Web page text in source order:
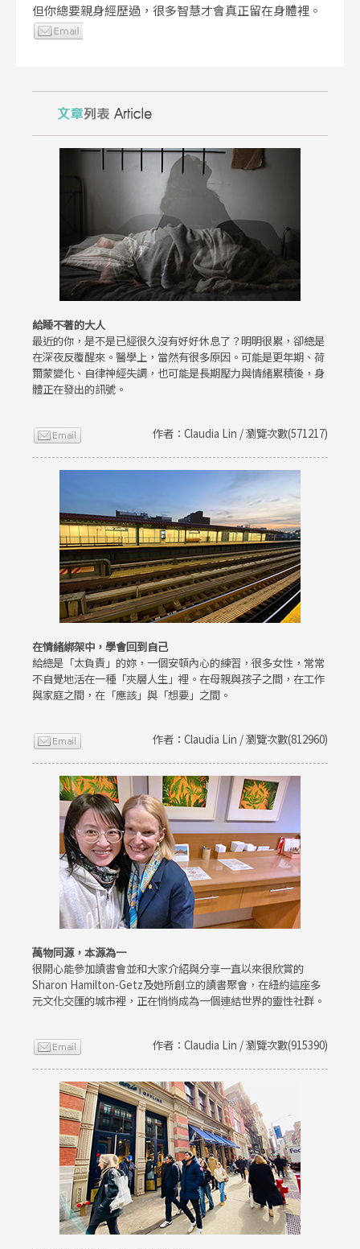
但你總要親身經歷過，很多智慧才會真正留在身體裡。
給睡不著的大人
最近的你，是不是已經很久沒有好好休息了？明明很累，卻總是
在深夜反覆醒來。醫學上，當然有很多原因。可能是更年期、荷
爾蒙變化、自律神經失調，也可能是長期壓力與情緒累積後，身
體正在發出的訊號。
作者：Claudia Lin / 瀏覽次數(571217)
在情緒綁架中，學會回到自己
給總是「太負責」的妳，一個安頓內心的練習，很多女性，常常
不自覺地活在一種「夾層人生」裡。在母親與孩子之間，在工作
與家庭之間，在「應該」與「想要」之間。
作者：Claudia Lin / 瀏覽次數(812960)
萬物同源，本源為一
很開心能參加讀書會並和大家介紹與分享一直以來很欣賞的
Sharon Hamilton-Getz及她所創立的讀書聚會，在紐約這座多
元文化交匯的城市裡，正在悄悄成為一個連結世界的靈性社群。
作者：Claudia Lin / 瀏覽次數(915390)